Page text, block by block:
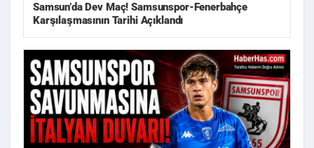
Samsun’da Dev Maç! Samsunspor-Fenerbahçe
Karşılaşmasının Tarihi Açıklandı